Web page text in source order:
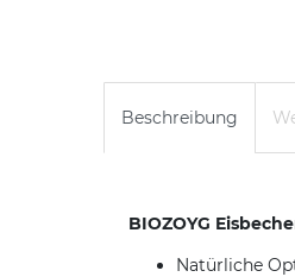
Beschreibung
BIOZOYG
Natürliche